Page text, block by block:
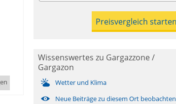
Wissenswertes zu Gargazzone /
Gargazon
Wetter und Klima
Neue Beiträge zu diesem Ort beobachten